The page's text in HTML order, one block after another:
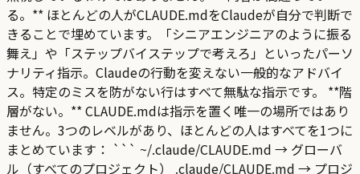
る。** ほとんどの人がCLAUDE.mdをClaudeが自分で判断で
きることで埋めています。「シニアエンジニアのように振る
舞え」や「ステップバイステップで考えろ」といったパーソ
ナリティ指示。Claudeの行動を変えない一般的なアドバイ
ス。特定のミスを防がない行はすべて無駄な指示です。 **階
層がない。** CLAUDE.mdは指示を置く唯一の場所ではあり
ません。3つのレベルがあり、ほとんどの人はすべてを1つに
まとめています： ``` ~/.claude/CLAUDE.md → グローバ
ル（すべてのプロジェクト） .claude/CLAUDE.md → プロジ